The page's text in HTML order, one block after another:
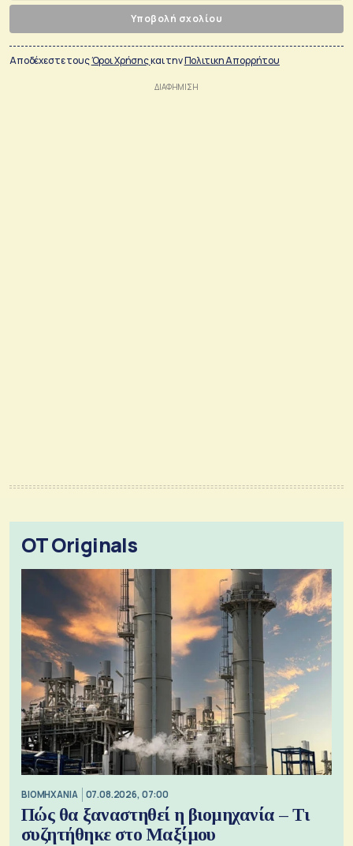
Υποβολή σχολίου
Αποδέχεστε τουςΌροι Χρήσηςκαι τηνΠολιτικη Απορρήτου
OT Originals
ΒΙΟΜΗΧΑΝΙΑ 07.08.2026, 07:00
Πώς θα ξαναστηθεί η βιομηχανία – Τι
συζητήθηκε στο Μαξίμου